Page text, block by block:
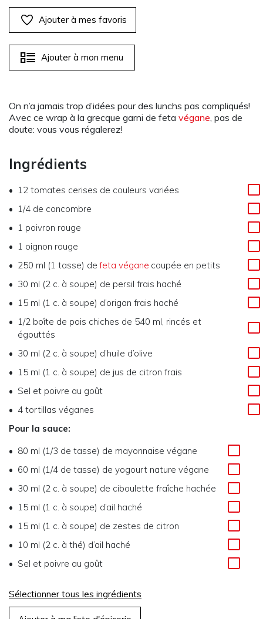
Ajouter à mes favoris
Ajouter à mon menu
On n’a jamais trop d’idées pour des lunchs pas compliqués!
Avec ce wrap à la grecque garni de feta végane, pas de
doute: vous vous régalerez!
Ingrédients
12 tomates cerises de couleurs variées
1/4 de concombre
1 poivron rouge
1 oignon rouge
250 ml (1 tasse) de feta végane coupée en petits
30 ml (2 c. à soupe) de persil frais haché
15 ml (1 c. à soupe) d’origan frais haché
1/2 boîte de pois chiches de 540 ml, rincés et
égouttés
30 ml (2 c. à soupe) d’huile d’olive
15 ml (1 c. à soupe) de jus de citron frais
Sel et poivre au goût
4 tortillas véganes
Pour la sauce:
80 ml (1/3 de tasse) de mayonnaise végane
60 ml (1/4 de tasse) de yogourt nature végane
30 ml (2 c. à soupe) de ciboulette fraîche hachée
15 ml (1 c. à soupe) d’ail haché
15 ml (1 c. à soupe) de zestes de citron
10 ml (2 c. à thé) d’ail haché
Sel et poivre au goût
Sélectionner tous les ingrédients